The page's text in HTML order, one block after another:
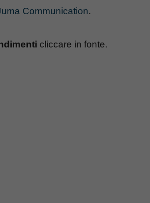
Communication.
cliccare in fonte.